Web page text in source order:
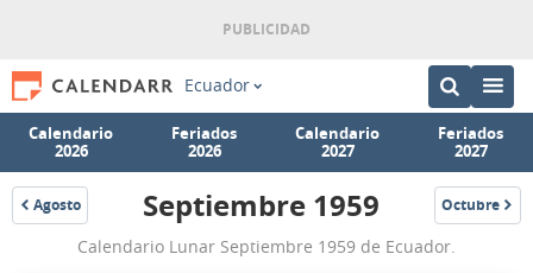
Ecuador
Calendario
2026
Feriados
2026
Calendario
2027
Feriados
2027
Agosto
1959
Calendario
Lunar
Septiembre 1959 Octubre
1959
Calendario Lunar Septiembre 1959 de Ecuador.